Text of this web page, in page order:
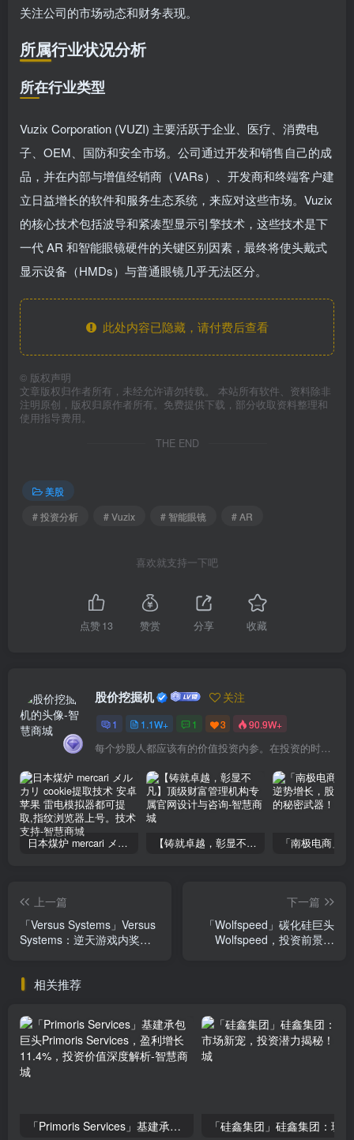
关注公司的市场动态和财务表现。
所属行业状况分析
所在行业类型
Vuzix Corporation (VUZI) 主要活跃于企业、医疗、消费电
子、OEM、国防和安全市场。公司通过开发和销售自己的成
品，并在内部与增值经销商（VARs）、开发商和终端客户建
立日益增长的软件和服务生态系统，来应对这些市场。Vuzix
的核心技术包括波导和紧凑型显示引擎技术，这些技术是下
一代 AR 和智能眼镜硬件的关键区别因素，最终将使头戴式
显示设备（HMDs）与普通眼镜几乎无法区分。
此处内容已隐藏，请付费后查看
© 版权声明
文章版权归作者所有，未经允许请勿转载。 本站所有软件、资料除非
注明原创，版权归原作者所有。免费提供下载，部分收取资料整理和
使用指导费用。
THE END
美股
# 投资分析
# Vuzix # 智能眼镜 # AR
喜欢就支持一下吧
点赞13 赞赏 分享 收藏
股价挖掘机 关注
1 1.1W+ 1 3 90.9W+
每个炒股人都应该有的价值投资内参。在投资的时候，我们把自己看成是企业分析师——而不是市场分析师，也不是宏观经济分析师，更不是证券分析师。
日本煤炉 mercari メルカリ cookie提取技术 安卓 苹果 雷电模拟器都可提取,指纹浏览器上号。技术支持 【铸就卓越，彰显不凡】顶级财富管理机构专属官网设计与咨询
上一篇
「Versus Systems」Versus
Systems：逆天游戏内奖励
下一篇
「Wolfspeed」碳化硅巨头
Wolfspeed，投资前景解
相关推荐
「Primoris Services」基建承包巨头Primoris Services，盈利增长11.4%，投资价值深度解析